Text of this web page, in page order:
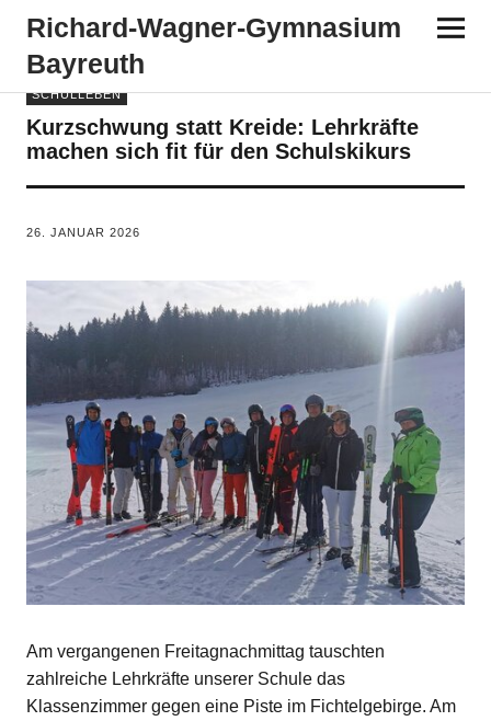
Richard-​​Wagner-​​Gymnasium
Bayreuth
SCHULLEBEN
Kurzschwung statt Kreide: Lehrkräfte
machen sich fit für den Schulskikurs
26. JANUAR 2026
Am vergangenen Freitagnachmittag tauschten
zahlreiche Lehrkräfte unserer Schule das
Klassenzimmer gegen eine Piste im Fichtelgebirge. Am